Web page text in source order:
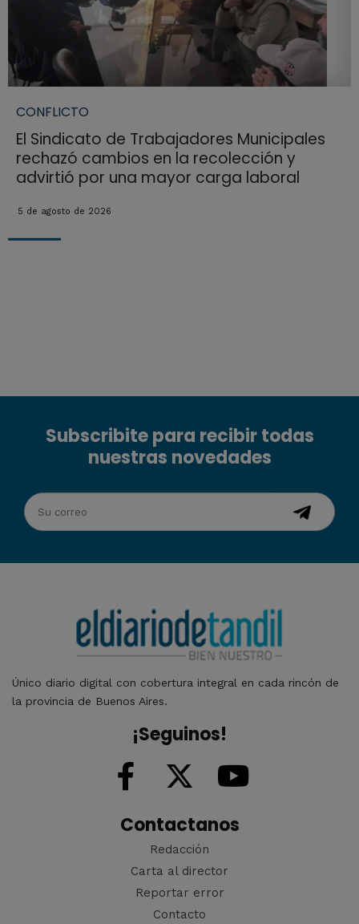
CONFLICTO
El Sindicato de Trabajadores Municipales
rechazó cambios en la recolección y
advirtió por una mayor carga laboral
5 de agosto de 2026
Subscribite para recibir todas
nuestras novedades
Único diario digital con cobertura integral en cada rincón de
la provincia de Buenos Aires.
¡Seguinos!
Contactanos
Redacción
Carta al director
Reportar error
Contacto